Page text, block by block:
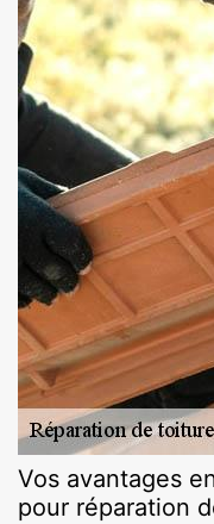
Vos avantages
pour réparation